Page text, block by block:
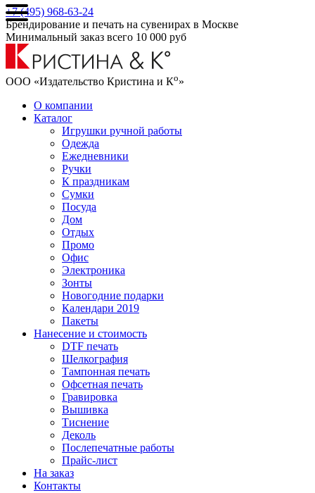
+7 (495) 968-63-24
Брендирование и печать на сувенирах в Москве
Минимальный заказ всего 10 000 руб
ООО «Издательство Кристина и Ко»
О компании
Каталог
Игрушки ручной работы
Одежда
Ежедневники
Ручки
К праздникам
Сумки
Посуда
Дом
Отдых
Промо
Офис
Электроника
Зонты
Новогодние подарки
Календари 2019
Пакеты
Нанесение и стоимость
DTF печать
Шелкография
Тампонная печать
Офсетная печать
Гравировка
Вышивка
Тиснение
Деколь
Послепечатные работы
Прайс-лист
На заказ
Контакты